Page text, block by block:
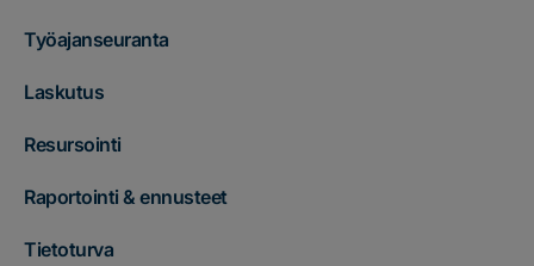
Työajanseuranta
Laskutus
Resursointi
Raportointi & ennusteet
Tietoturva